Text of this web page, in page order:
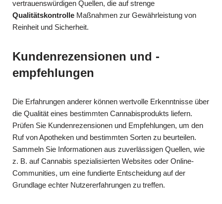
vertrauenswürdigen Quellen, die auf strenge
Qualitätskontrolle Maßnahmen zur Gewährleistung von
Reinheit und Sicherheit.
Kundenrezensionen und -
empfehlungen
Die Erfahrungen anderer können wertvolle Erkenntnisse über
die Qualität eines bestimmten Cannabisprodukts liefern.
Prüfen Sie Kundenrezensionen und Empfehlungen, um den
Ruf von Apotheken und bestimmten Sorten zu beurteilen.
Sammeln Sie Informationen aus zuverlässigen Quellen, wie
z. B. auf Cannabis spezialisierten Websites oder Online-
Communities, um eine fundierte Entscheidung auf der
Grundlage echter Nutzererfahrungen zu treffen.